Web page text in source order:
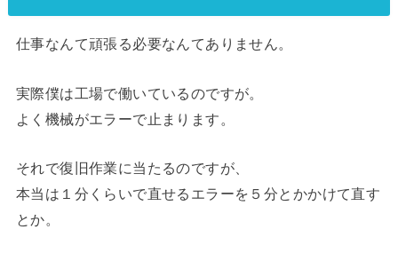
仕事なんて頑張る必要なんてありません。
実際僕は工場で働いているのですが。
よく機械がエラーで止まります。
それで復旧作業に当たるのですが、
本当は１分くらいで直せるエラーを５分とかかけて直す
とか。